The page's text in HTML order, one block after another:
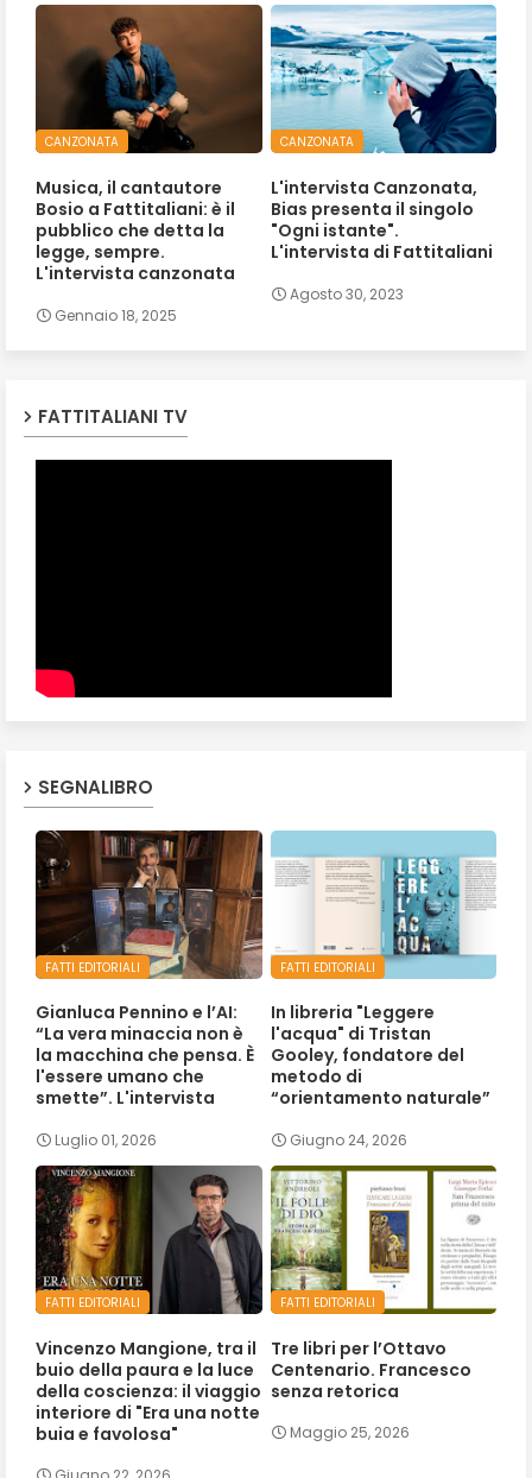
CANZONATA
Musica, il cantautore
Bosio a Fattitaliani: è il
pubblico che detta la
legge, sempre.
L'intervista canzonata
Gennaio 18, 2025
CANZONATA
L'intervista Canzonata,
Bias presenta il singolo
"Ogni istante".
L'intervista di Fattitaliani
Agosto 30, 2023
FATTITALIANI TV
SEGNALIBRO
FATTI EDITORIALI
Gianluca Pennino e l’AI:
“La vera minaccia non è
la macchina che pensa. È
l'essere umano che
smette”. L'intervista
Luglio 01, 2026
FATTI EDITORIALI
In libreria "Leggere
l'acqua" di Tristan
Gooley, fondatore del
metodo di
“orientamento naturale”
Giugno 24, 2026
FATTI EDITORIALI
Vincenzo Mangione, tra il
buio della paura e la luce
della coscienza: il viaggio
interiore di "Era una notte
buia e favolosa"
FATTI EDITORIALI
Tre libri per l’Ottavo
Centenario. Francesco
senza retorica
Maggio 25, 2026